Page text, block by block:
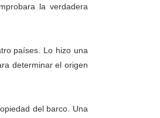
la verdadera
países. Lo hizo una
determinar el origen
del barco. Una